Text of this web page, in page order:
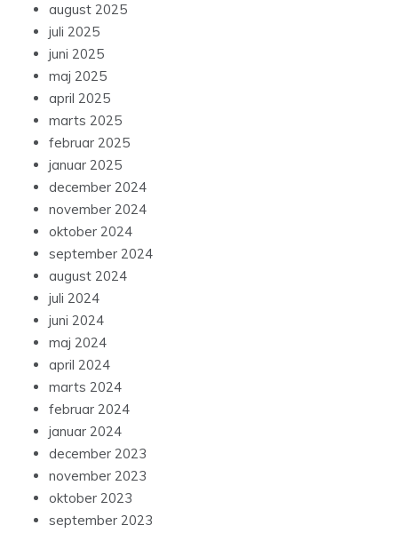
august 2025
juli 2025
juni 2025
maj 2025
april 2025
marts 2025
februar 2025
januar 2025
december 2024
november 2024
oktober 2024
september 2024
august 2024
juli 2024
juni 2024
maj 2024
april 2024
marts 2024
februar 2024
januar 2024
december 2023
november 2023
oktober 2023
september 2023